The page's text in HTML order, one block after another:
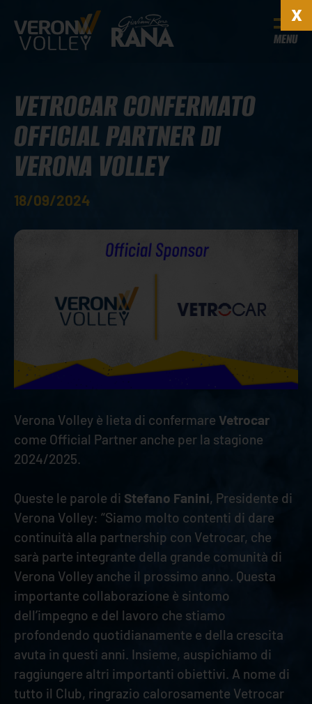
MENU
VETROCAR CONFERMATO
OFFICIAL PARTNER DI
VERONA VOLLEY
18/09/2024
Verona Volley è lieta di confermare Vetrocar
come Official Partner anche per la stagione
2024/2025.
Queste le parole di Stefano Fanini, Presidente di
Verona Volley: “Siamo molto contenti di dare
continuità alla partnership con Vetrocar, che
sarà parte integrante della grande comunità di
Verona Volley anche il prossimo anno. Questa
importante collaborazione è sintomo
dell’impegno e del lavoro che stiamo
profondendo quotidianamente e della crescita
avuta in questi anni. Insieme, auspichiamo di
raggiungere altri importanti obiettivi. A nome di
tutto il Club, ringrazio calorosamente Vetrocar